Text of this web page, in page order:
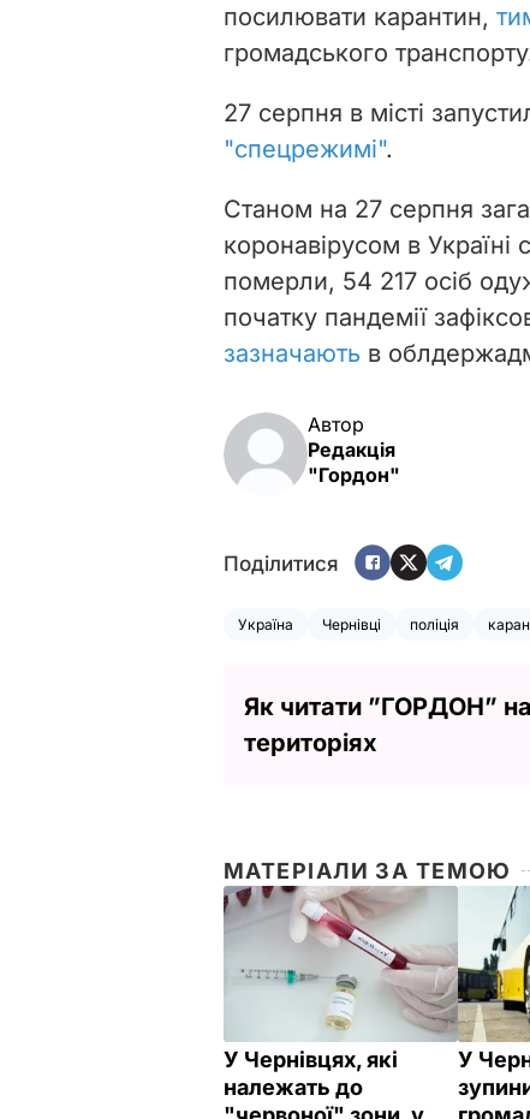
посилювати карантин,
громадського
27 серпня в місті
"спецрежимі".
Станом на 27 серпня
коронавірусом в Україні
померли, 54 217 осіб
початку пандемії
зазначають в
Автор
Редакція
"Гордон"
Поділитися
Україна Чернівці поліція
Як читати ”ГОРДОН”
територіях
МАТЕРІАЛИ ЗА ТЕМОЮ
У Чернівцях, які
належать до
У